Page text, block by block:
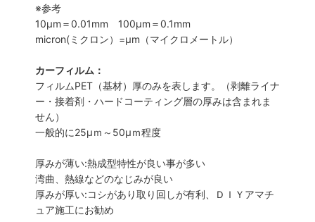
※参考
10μm＝0.01mm 100μm＝0.1mm
micron(ミクロン）=µm（マイクロメートル）
カーフィルム：
フィルムPET（基材）厚のみを表します。（剥離ライナ
ー・接着剤・ハードコーティング層の厚みは含まれま
せん）
一般的に25µｍ～50µｍ程度
厚みが薄い:熱成型特性が良い事が多い
湾曲、熱線などのなじみが良い
厚みが厚い:コシがあり取り回しが有利、ＤＩＹアマチ
ュア施工にお勧め